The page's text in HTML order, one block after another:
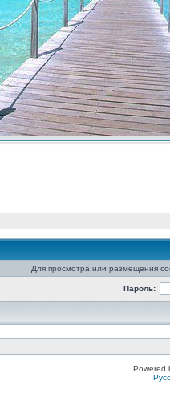
Для просмотра или размещения
Пароль:
Powered